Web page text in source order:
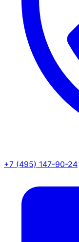
+7 (495) 147-90-24